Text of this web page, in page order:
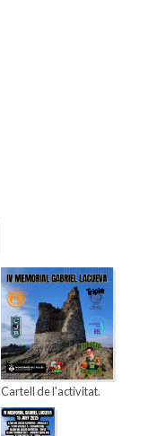
Cartell de l'activitat.